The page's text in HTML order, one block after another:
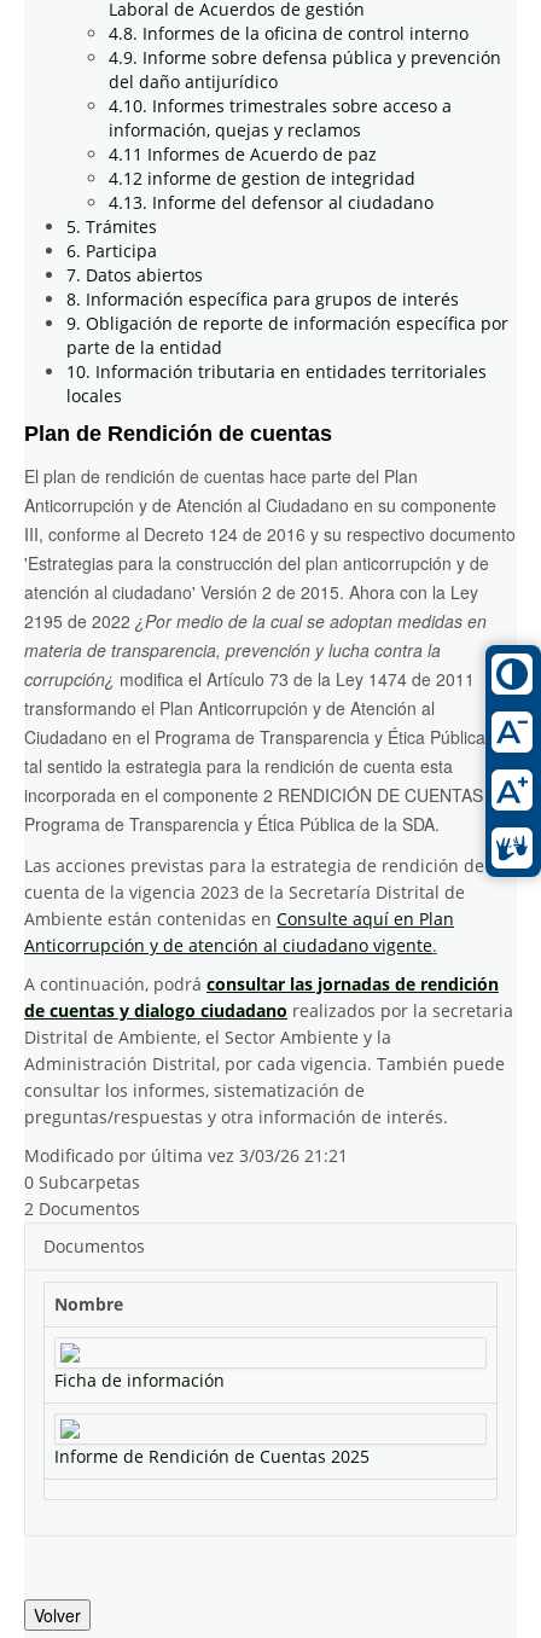
Laboral de Acuerdos de gestión
4.8. Informes de la oficina de control interno
4.9. Informe sobre defensa pública y prevención
del daño antijurídico
4.10. Informes trimestrales sobre acceso a
información, quejas y reclamos
4.11 Informes de Acuerdo de paz
4.12 informe de gestion de integridad
4.13. Informe del defensor al ciudadano
5. Trámites
6. Participa
7. Datos abiertos
8. Información específica para grupos de interés
9. Obligación de reporte de información específica por
parte de la entidad
10. Información tributaria en entidades territoriales
locales
Plan de Rendición de cuentas
El plan de rendición de cuentas hace parte del Plan
Anticorrupción y de Atención al Ciudadano en su componente
III, conforme al Decreto 124 de 2016 y su respectivo documento
'Estrategias para la construcción del plan anticorrupción y de
atención al ciudadano' Versión 2 de 2015. Ahora con la Ley
2195 de 2022 ¿Por medio de la cual se adoptan medidas en
materia de transparencia, prevención y lucha contra la
corrupción¿ modifica el Artículo 73 de la Ley 1474 de 2011
transformando el Plan Anticorrupción y de Atención al
Ciudadano en el Programa de Transparencia y Ética Pública. En
tal sentido la estrategia para la rendición de cuenta esta
incorporada en el componente 2 RENDICIÓN DE CUENTAS del
Programa de Transparencia y Ética Pública de la SDA.
Las acciones previstas para la estrategia de rendición de
cuenta de la vigencia 2023 de la Secretaría Distrital de
Ambiente están contenidas en Consulte aquí en Plan
Anticorrupción y de atención al ciudadano vigente.
A continuación, podrá consultar las jornadas de rendición
de cuentas y dialogo ciudadano realizados por la secretaria
Distrital de Ambiente, el Sector Ambiente y la
Administración Distrital, por cada vigencia. También puede
consultar los informes, sistematización de
preguntas/respuestas y otra información de interés.
Modificado por última vez 3/03/26 21:21
0 Subcarpetas
2 Documentos
Documentos
Nombre
Ficha de información
Informe de Rendición de Cuentas 2025
Volver